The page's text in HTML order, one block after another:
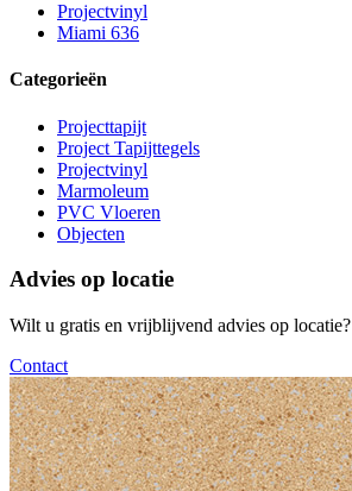
Projectvinyl
Miami 636
Categorieën
Projecttapijt
Project Tapijttegels
Projectvinyl
Marmoleum
PVC Vloeren
Objecten
Advies op locatie
Wilt u gratis en vrijblijvend advies op locatie?
Contact